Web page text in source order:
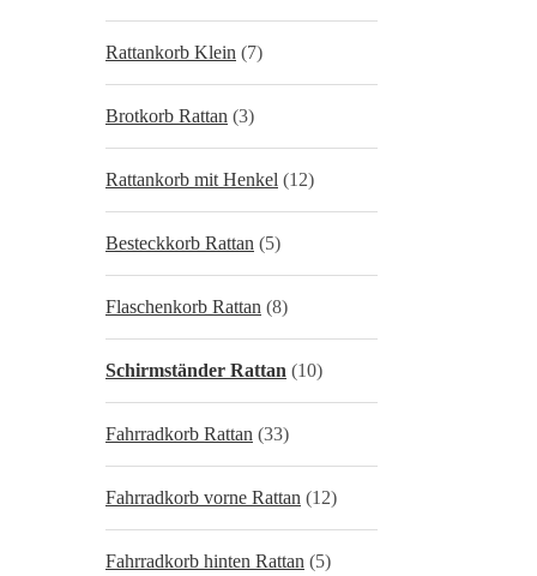
Rattankorb Klein (7)
Brotkorb Rattan (3)
Rattankorb mit Henkel (12)
Besteckkorb Rattan (5)
Flaschenkorb Rattan (8)
Schirmständer Rattan (10)
Fahrradkorb Rattan (33)
Fahrradkorb vorne Rattan (12)
Fahrradkorb hinten Rattan (5)